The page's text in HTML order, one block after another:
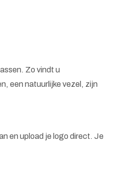
Zo vindt u
een natuurlijke vezel, zijn
en upload je logo direct. Je